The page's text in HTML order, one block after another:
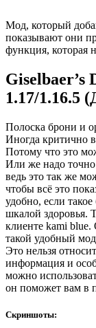
Мод, который
показывают они
функция, которая
1.17/1.16.5
Полоска брони и
Иногда критично
Потому что это
Или же надо точно
ведь это так же
чтобы всё это
удобно, если
шкалой здоровья.
клиенте kami
такой удобный
Это нельзя
информация и
можно
он поможет вам в
Скриншоты: